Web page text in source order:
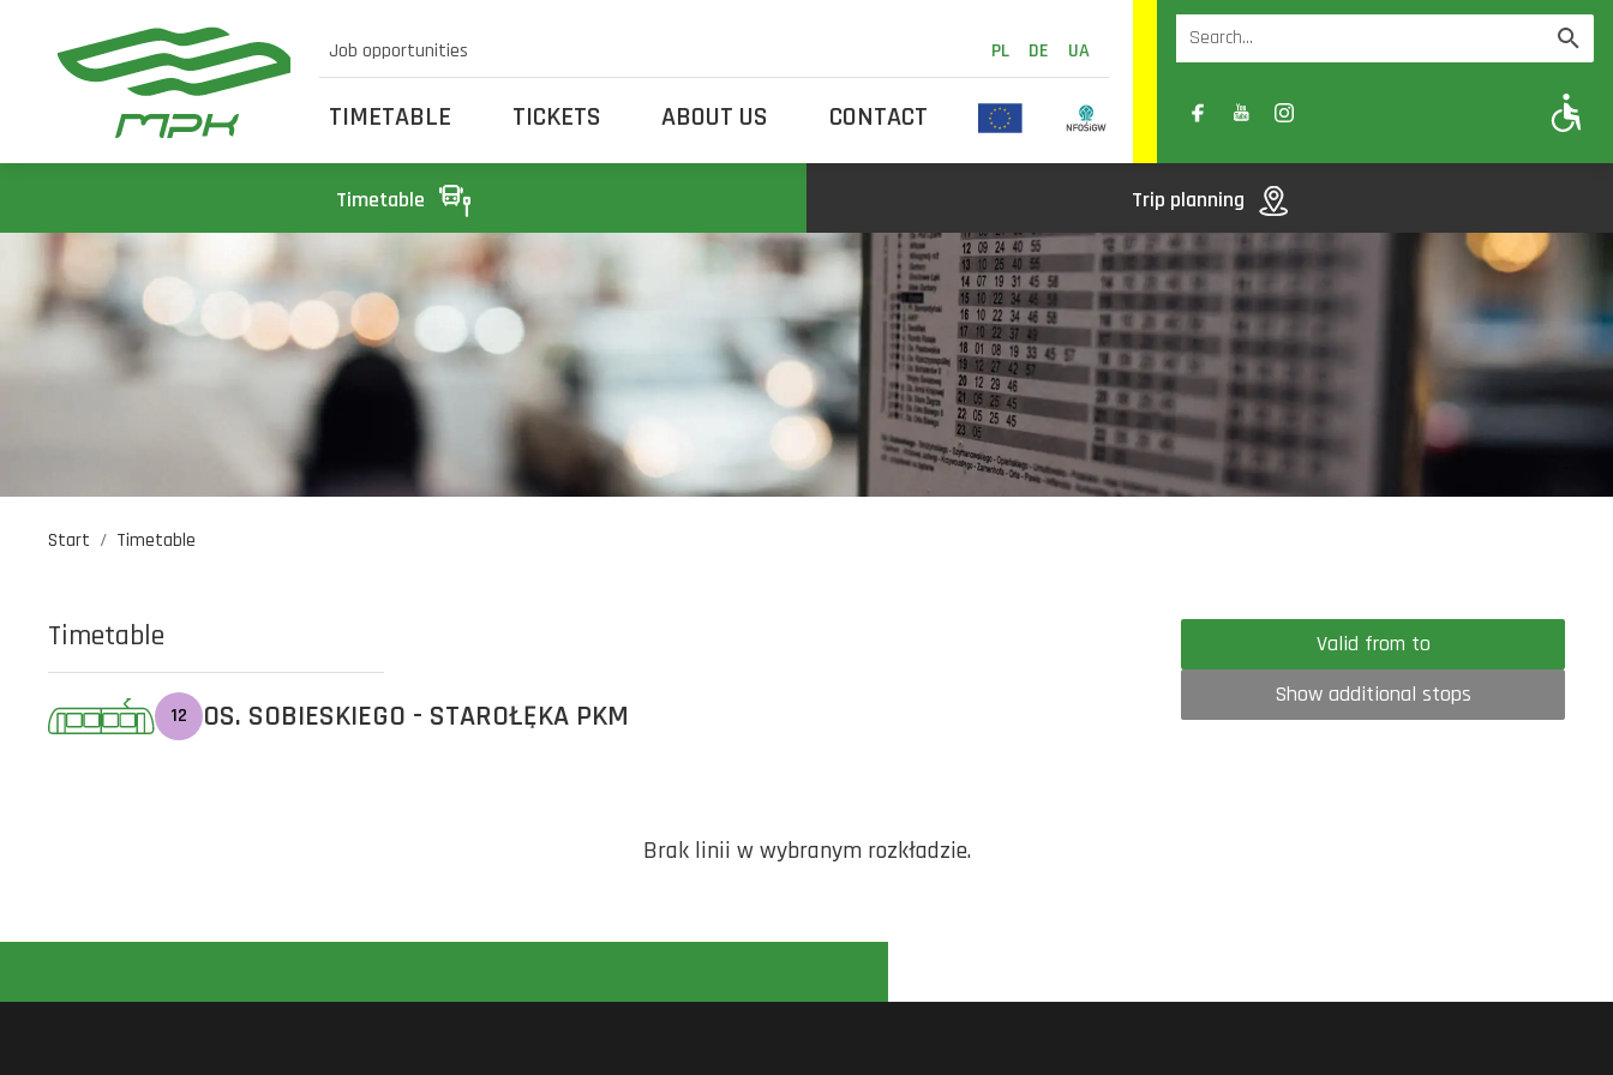
Job opportunities PL DE UA
TIMETABLE TICKETS ABOUT US CONTACT A- A A+
Timetable Trip planning
Start Timetable
Timetable
12 OS. SOBIESKIEGO - STAROŁĘKA PKM
Valid from to
Show additional stops
Brak linii w wybranym rozkładzie.